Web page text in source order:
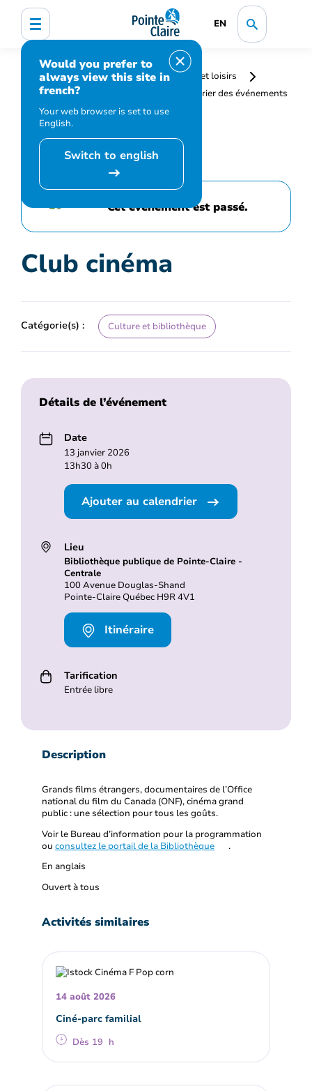
EN
Would you prefer to
always view this site in
french?
Your web browser is set to use
English.
Switch to english
Accueil
Bibliothèque, culture, sports et loisirs
Programmation et inscription
Calendrier des événements
et activités
Club cinéma
Cet événement est passé.
Club cinéma
Catégorie(s) : Culture et bibliothèque
Détails de l’événement
Date
13 janvier 2026
13h30 à 0h
Ajouter au calendrier
Lieu
Bibliothèque publique de Pointe-Claire -
Centrale
100 Avenue Douglas-Shand
Pointe-Claire Québec H9R 4V1
Itinéraire
Tarification
Entrée libre
Description
Grands films étrangers, documentaires de l’Office
national du film du Canada (ONF), cinéma grand
public : une sélection pour tous les goûts.
Voir le Bureau d’information pour la programmation
ou consultez le portail de la Bibliothèque
.
En anglais
Ouvert à tous
Activités similaires
14 août 2026
Ciné-parc familial
Dès 19 h